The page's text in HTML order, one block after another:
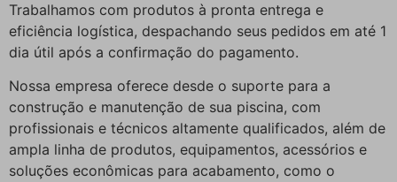
Trabalhamos com produtos à pronta entrega e
eficiência logística, despachando seus pedidos em até 1
dia útil após a confirmação do pagamento.
Nossa empresa oferece desde o suporte para a
construção e manutenção de sua piscina, com
profissionais e técnicos altamente qualificados, além de
ampla linha de produtos, equipamentos, acessórios e
soluções econômicas para acabamento, como o